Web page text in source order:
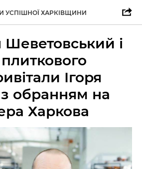
УСПІШНОЇ ХАРКІВЩИНИ
і
Ігоря
обранням на
Харкова